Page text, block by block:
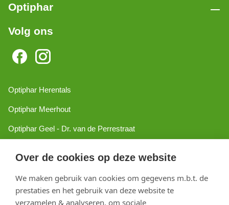
Over de cookies op deze website
We maken gebruik van cookies om gegevens m.b.t. de
prestaties en het gebruik van deze website te
verzamelen & analyseren, om sociale
Optiphar
Volg ons
Optiphar Herentals
Optiphar Meerhout
Optiphar Geel - Dr. van de Perrestraat
Optiphar Mol